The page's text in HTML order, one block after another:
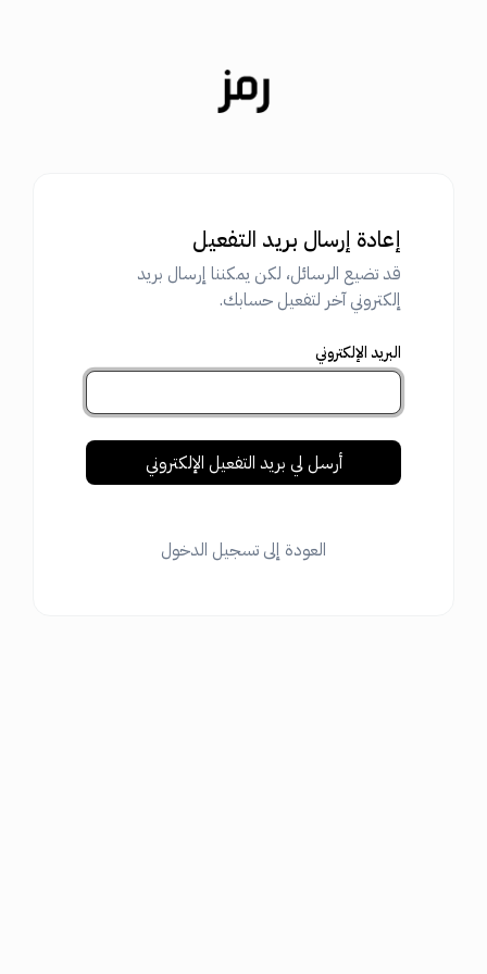
إعادة إرسال بريد التفعيل
قد تضيع الرسائل، لكن يمكننا إرسال بريد
إلكتروني آخر لتفعيل حسابك.
البريد الإلكتروني
أرسل لي بريد التفعيل الإلكتروني
العودة إلى تسجيل الدخول